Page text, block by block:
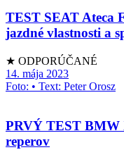
TEST SEAT Ateca
jazdné vlastnosti a
★ ODPORÚČANÉ
14. mája 2023
Foto: • Text: Peter Orosz
PRVÝ TEST BMW
reperov